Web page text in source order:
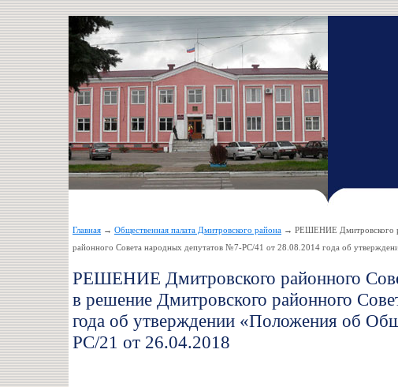
Главная → Общественная палата Дмитровского района → РЕШЕНИЕ Дмитровского
районного Совета народных депутатов №7-РС/41 от 28.08.2014 года об
РЕШЕНИЕ Дмитровского районного
в решение Дмитровского районного
года об утверждении «Положения об
РС/21 от 26.04.2018